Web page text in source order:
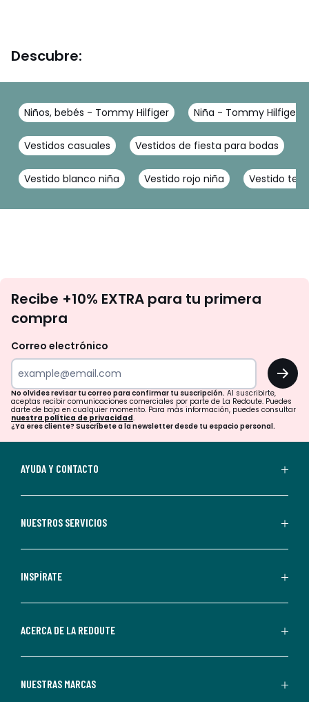
Descubre:
Niños, bebés - Tommy Hilfiger Niña - Tommy Hilfiger
Vestidos casuales Vestidos de fiesta para bodas
Vestido blanco niña Vestido rojo niña Vestido
te
tu
para
confirmar
tu
suscripción.
aceptas
comerciales
personalizadas
parte
Redoute.
Recibe +10% EXTRA para tu primera
compra
Correo electrónico
OK
No olvides revisar tu correo para confirmar tu suscripción. Al suscribirte,
aceptas recibir comunicaciones comerciales por parte de La Redoute. Puedes
darte de baja en cualquier momento. Para más información, puedes consultar
nuestra política de privacidad.
¿Ya eres cliente? Suscríbete a la newsletter desde tu espacio personal.
AYUDA Y CONTACTO
NUESTROS SERVICIOS
INSPÍRATE
ACERCA DE LA REDOUTE
NUESTRAS MARCAS